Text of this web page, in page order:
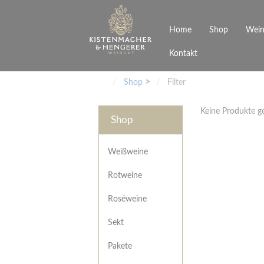
Home Shop
Weißweine
Roséweine
Junges Schwaben
Veranstaltungen
Kontakt
Shop Filter
Shop
Weißweine
Rotweine
Roséweine
Sekt
Pakete
Keine Produkte